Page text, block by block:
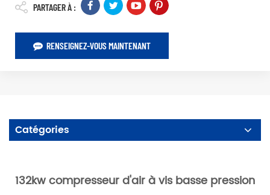
PARTAGER À :
RENSEIGNEZ-VOUS MAINTENANT
Catégories
132kw compresseur d'air à vis basse pression